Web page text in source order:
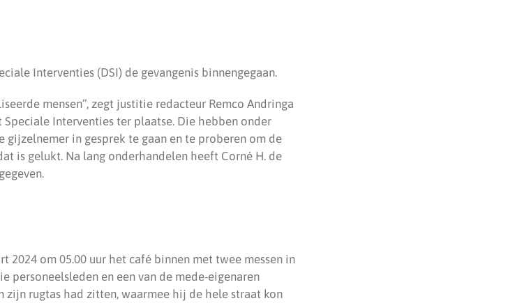
Interventies (DSI) de gevangenis binnengegaan.
mensen”, zegt justitie redacteur Remco Andringa
Interventies ter plaatse. Die hebben onder
in gesprek te gaan en te proberen om de
is gelukt. Na lang onderhandelen heeft Corné H. de
2024 om 05.00 uur het café binnen met twee messen in
personeelsleden en een van de mede-eigenaren
zijn rugtas had zitten, waarmee hij de hele straat kon